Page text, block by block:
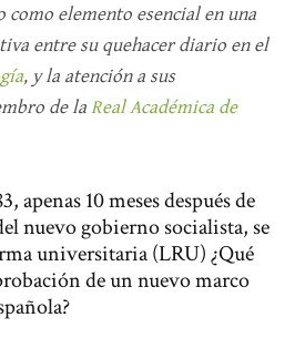
elemento esencial en una
entre su quehacer diario en el
, y la atención a sus
de la Real Académica de
apenas 10 meses después de
nuevo gobierno socialista, se
universitaria (LRU) ¿Qué
de un nuevo marco